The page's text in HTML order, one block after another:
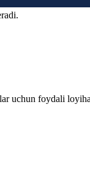
uchun foydali